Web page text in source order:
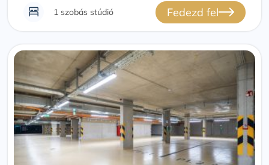
1 szobás stúdió Fedezd fel